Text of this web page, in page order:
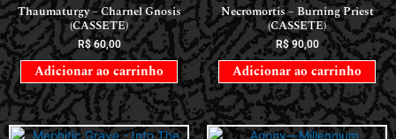
Thaumaturgy – Charnel Gnosis
(CASSETE)
R$60,00
Adicionar ao carrinho
Necromortis – Burning Priest
(CASSETE)
R$90,00
Adicionar ao carrinho